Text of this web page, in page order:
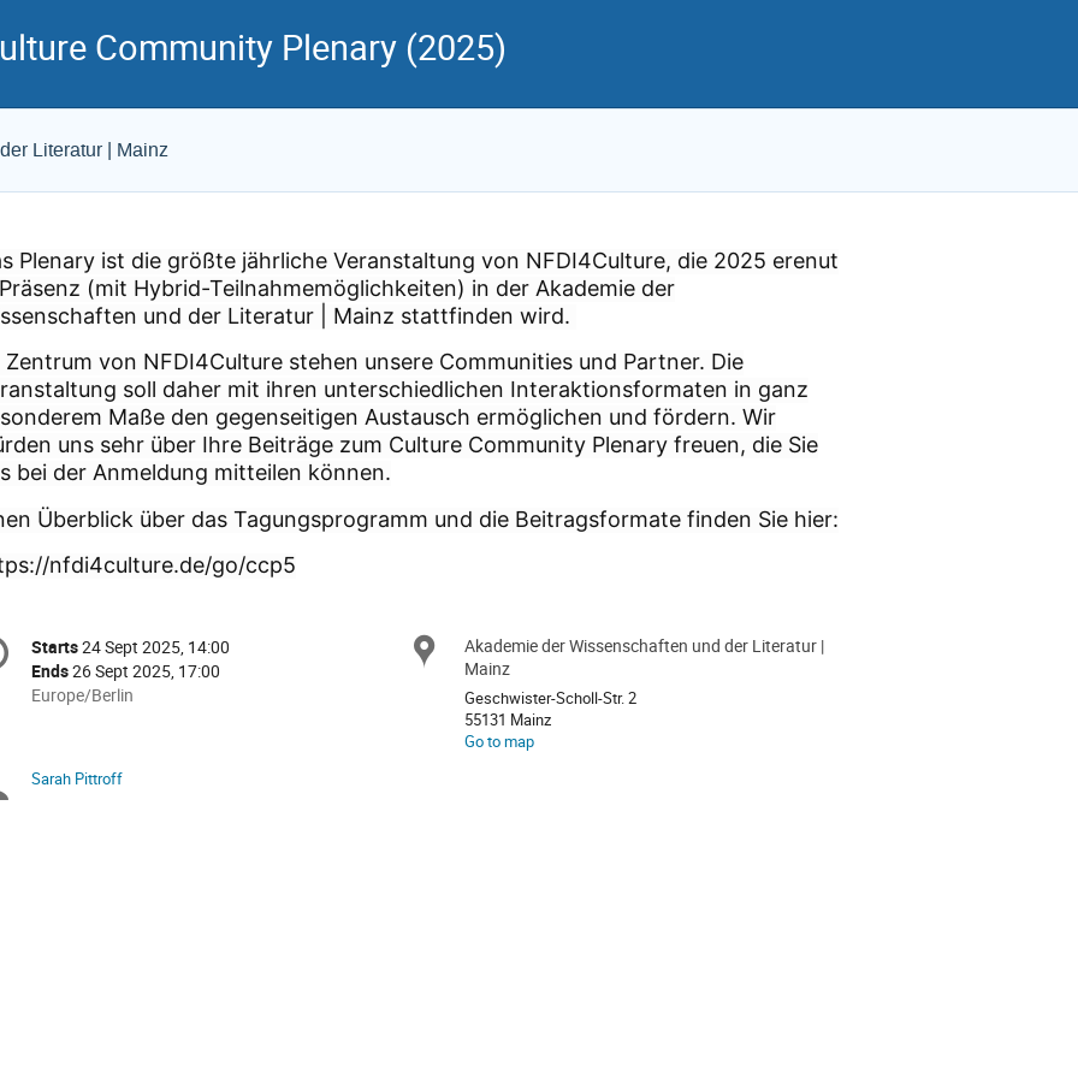
Community Plenary (2025)
Literatur | Mainz
Plenary ist die größte jährliche Veranstaltung von NFDI4Culture, die 2025 erenut
(mit Hybrid-Teilnahmemöglichkeiten) in der Akademie der
und der Literatur | Mainz stattfinden wird.
Zentrum von NFDI4Culture stehen unsere Communities und Partner. Die
soll daher mit ihren unterschiedlichen Interaktionsformaten in ganz
Maße den gegenseitigen Austausch ermöglichen und fördern. Wir
uns sehr über Ihre Beiträge zum Culture Community Plenary freuen, die Sie
bei der Anmeldung mitteilen können.
Überblick über das Tagungsprogramm und die Beitragsformate finden Sie hier:
nfdi4culture.de/go/ccp5
Date/Time
Starts24 Sept 2025, 14:00
Ends26 Sept 2025, 17:00
All
in
Europe/Berlin
Europe/Berlin
Location
Akademie der Wissenschaften und der Literatur |
Mainz
Geschwister-Scholl-Str. 2
55131 Mainz
Go to map
Chairpersons
Sarah Pittroff